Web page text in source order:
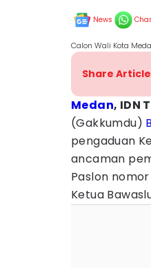
News
Calon Wali Kota
Share Article
Medan, IDN
(Gakkumdu)
pengaduan
ancaman
Paslon
Ketua